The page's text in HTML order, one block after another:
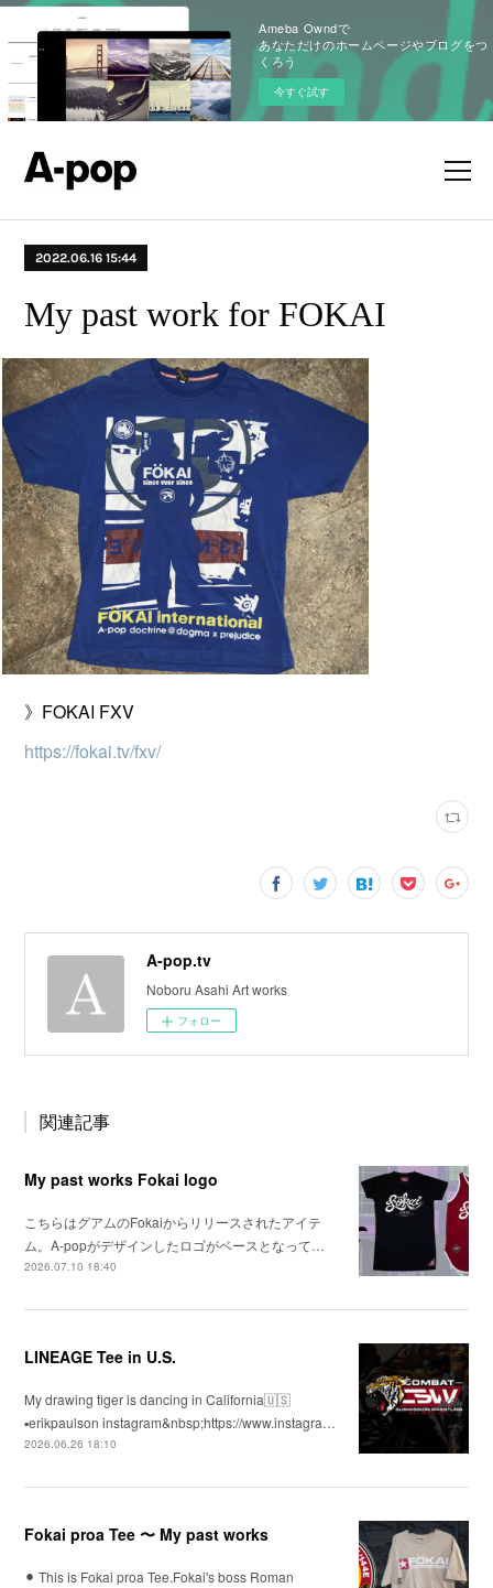
Ameba Owndで
あなただけのホームページやブログをつ
くろう
今すぐ試す
2022.06.16 15:44
My past work for FOKAI
》FOKAI FXV
https://fokai.tv/fxv/
A-pop.tv
Noboru Asahi Art works
フォロー
関連記事
My past works Fokai logo
こちらはグアムのFokaiからリリースされたアイテ
ム。A-popがデザインしたロゴがベースとなって…
2026.07.10 18:40
LINEAGE Tee in U.S.
My drawing tiger is dancing in California🇺🇸
▪️erikpaulson instagram&nbsp;https://www.instagra…
2026.06.26 18:10
Fokai proa Tee 〜 My past works
⚫︎ This is Fokai proa Tee.Fokai's boss Roman